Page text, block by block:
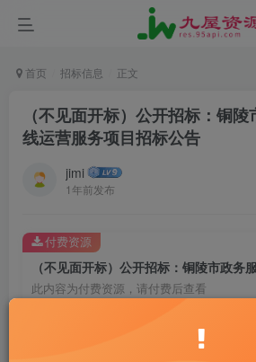
首页 招标信息 正文
（不见面开标）公开招标：铜
线运营服务项目招标公告
jimi
1年前发布
此内容为付费资源，请付费后查看
20
付费资源